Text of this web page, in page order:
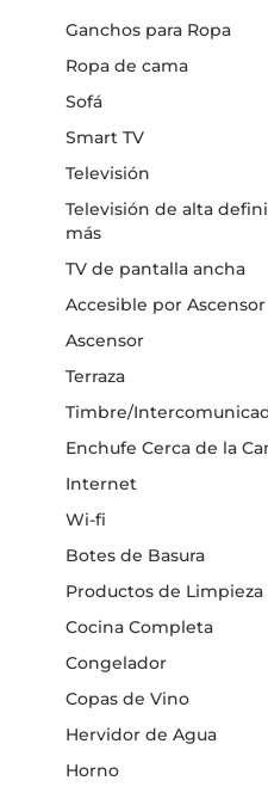
Ganchos para Ropa
Ropa de cama
Sofá
Smart TV
Televisión
Televisión de alta
más
TV de pantalla ancha
Accesible por Ascensor
Ascensor
Terraza
Timbre/
Enchufe Cerca de la
Internet
Wi-fi
Botes de Basura
Productos de Limpieza
Cocina Completa
Congelador
Copas de Vino
Hervidor de Agua
Horno